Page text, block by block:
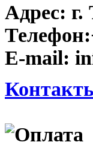
Адрес: г.
Телефон:
E-mail: